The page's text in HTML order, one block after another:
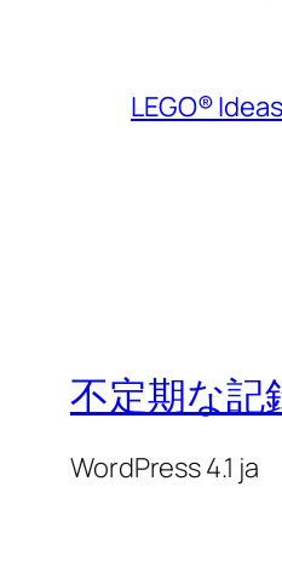
LEGO®
不定期な記
WordPress 4.1 ja